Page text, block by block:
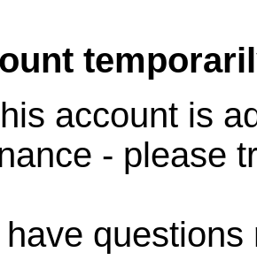
account is
- please
have